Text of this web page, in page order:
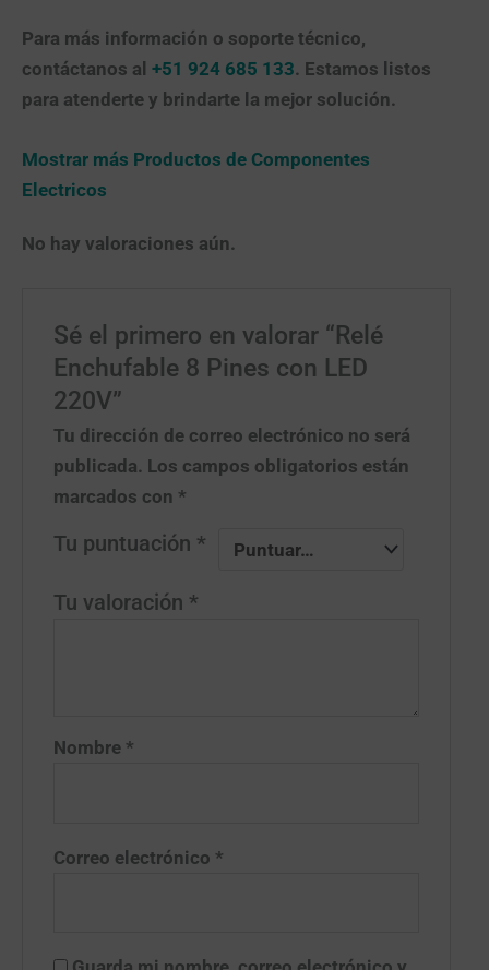
Para más información o soporte técnico,
contáctanos al +51 924 685 133. Estamos listos
para atenderte y brindarte la mejor solución.
Mostrar más Productos de Componentes
Electricos
No hay valoraciones aún.
Sé el primero en valorar “Relé
Enchufable 8 Pines con LED
220V”
Tu dirección de correo electrónico no será
publicada. Los campos obligatorios están
marcados con *
Tu puntuación *
Tu valoración *
Nombre *
Correo electrónico *